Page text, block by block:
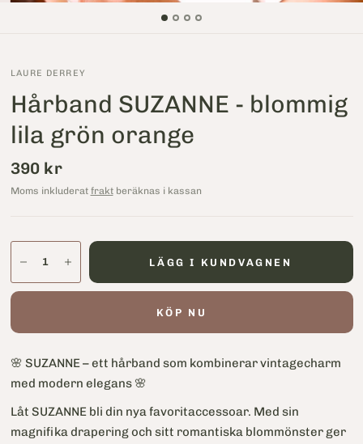
LAURE DERREY
Hårband SUZANNE - blommig
lila grön orange
390 kr
Moms inkluderat fraktberäknas i kassan
LÄGG I KUNDVAGNEN
KÖP NU
🌸 SUZANNE – ett hårband som kombinerar vintagecharm
med modern elegans 🌸
Låt SUZANNE bli din nya favoritaccessoar. Med sin
magnifika drapering och sitt romantiska blommönster ger